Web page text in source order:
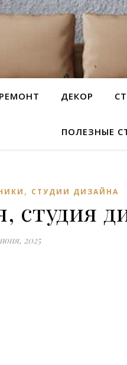
РЕМОНТ ДЕКОР
ПОЛЕЗНЫЕ
, СТУДИИ ДИЗАЙНА
студия
2025